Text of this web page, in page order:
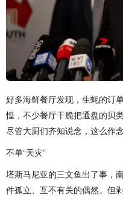
好多海鲜餐厅发现，生蚝的订
惶，不少餐厅干脆把通盘的贝
尽管大厨们齐知说念，这么作
不单“天灾”
塔斯马尼亚的三文鱼出了事，
件孤立、互不有关的偶然。但